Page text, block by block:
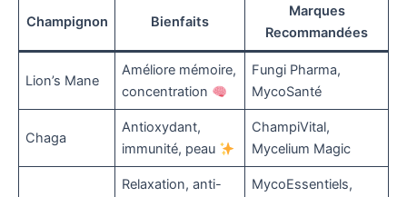
Champignon Bienfaits
Marques
Recommandées
Lion’s Mane
Améliore mémoire,
concentration
Fungi Pharma,
MycoSanté
Chaga
Antioxydant,
immunité, peau
ChampiVital,
Mycelium Magic
Relaxation, anti-
MycoEssentiels,